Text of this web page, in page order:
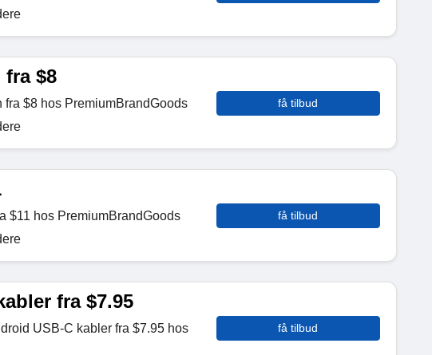
$8
fra $8 hos PremiumBrandGoods
få tilbud
$11 hos PremiumBrandGoods
få tilbud
fra $7.95
USB-C kabler fra $7.95 hos
få tilbud